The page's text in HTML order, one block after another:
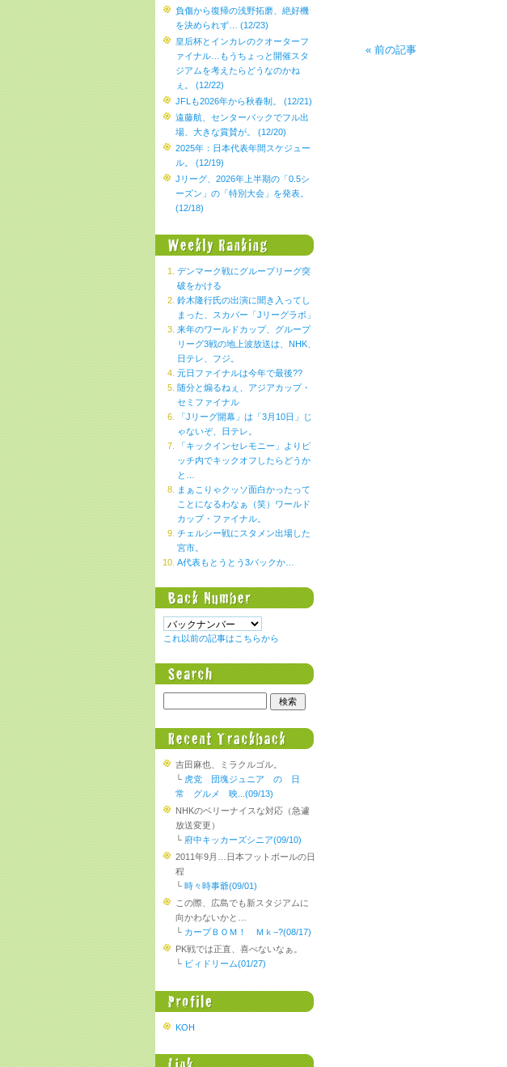
« 前の記事
負傷から復帰の浅野拓磨、絶好機
を決められず… (12/23)
皇后杯とインカレのクオーターフ
ァイナル…もうちょっと開催スタ
ジアムを考えたらどうなのかね
ぇ。 (12/22)
JFLも2026年から秋春制。 (12/21)
遠藤航、センターバックでフル出
場、大きな賞賛が。 (12/20)
2025年：日本代表年間スケジュー
ル。 (12/19)
Jリーグ、2026年上半期の「0.5シ
ーズン」の「特別大会」を発表。
(12/18)
デンマーク戦にグループリーグ突
破をかける
鈴木隆行氏の出演に聞き入ってし
まった、スカパー「Jリーグラボ」
来年のワールドカップ、グループ
リーグ3戦の地上波放送は、NHK、
日テレ、フジ。
元日ファイナルは今年で最後??
随分と煽るねぇ、アジアカップ・
セミファイナル
「Jリーグ開幕」は「3月10日」じ
ゃないぞ、日テレ。
「キックインセレモニー」よりピ
ッチ内でキックオフしたらどうか
と…
まぁこりゃクッソ面白かったって
ことになるわなぁ（笑）ワールド
カップ・ファイナル。
チェルシー戦にスタメン出場した
宮市。
A代表もとうとう3バックか…
これ以前の記事はこちらから
吉田麻也、ミラクルゴル。
└ 虎党 団塊ジュニア の 日
常 グルメ 映...(09/13)
NHKのベリーナイスな対応（急遽
放送変更）
└ 府中キッカーズシニア(09/10)
2011年9月…日本フットボールの日
程
└ 時々時事爺(09/01)
この際、広島でも新スタジアムに
向かわないかと…
└ カープＢＯＭ！ Ｍｋ−?(08/17)
PK戦では正直、喜べないなぁ。
└ ビィドリーム(01/27)
KOH